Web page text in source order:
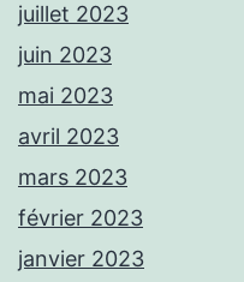
juillet 2023
juin 2023
mai 2023
avril 2023
mars 2023
février 2023
janvier 2023